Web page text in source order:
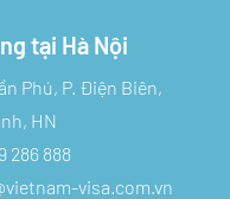
tại Hà Nội
Phú, P. Điện Biên,
HN
286 888
visa.com.vn